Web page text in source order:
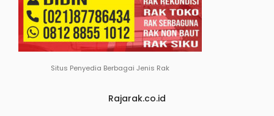
Situs Penyedia Berbagai Jenis Rak
Rajarak.co.id